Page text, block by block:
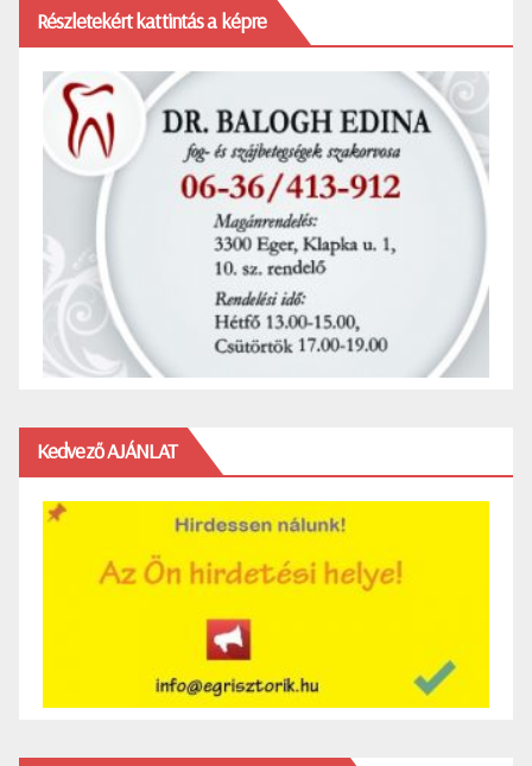
Részletekért kattintás a képre
Kedvező AJÁNLAT